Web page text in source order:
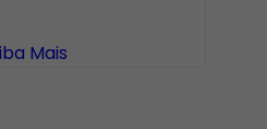
Mais